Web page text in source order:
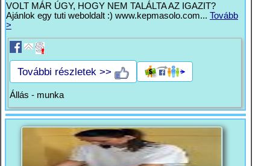
VOLT MÁR ÚGY, HOGY NEM TALÁLTA AZ IGAZIT?
Ajánlok egy tuti weboldalt :) www.kepmasolo.com... Tovább
>
További részletek >>
Állás - munka